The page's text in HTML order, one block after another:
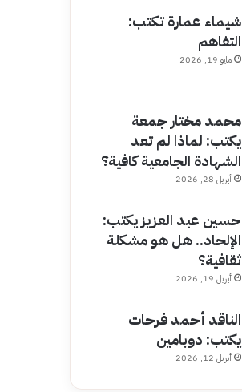
شيماء عمارة تكتب:
التفاهم
مايو 19, 2026
محمد مختار جمعة
يكتب: لماذا لم تعد
الشهادة الجامعية كافية؟
أبريل 28, 2026
حسين عبد العزيز يكتب:
الإلحاد.. هل هو مشكلة
ثقافية؟
أبريل 19, 2026
الناقد أحمد فرحات
يكتب: دوبامين
أبريل 12, 2026